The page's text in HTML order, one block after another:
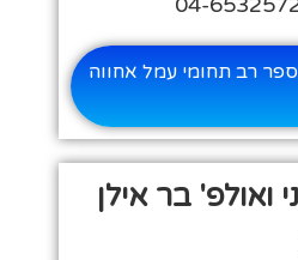
רב תחומי עמל אחווה
ואולפ' בר אילן